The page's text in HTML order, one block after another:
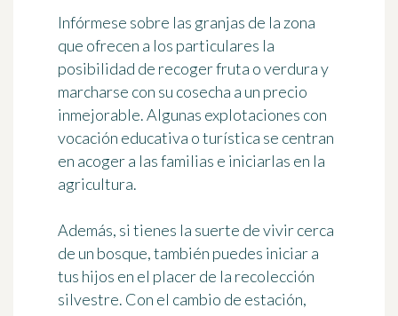
Infórmese sobre las granjas de la zona
que ofrecen a los particulares la
posibilidad de recoger fruta o verdura y
marcharse con su cosecha a un precio
inmejorable. Algunas explotaciones con
vocación educativa o turística se centran
en acoger a las familias e iniciarlas en la
agricultura.
Además, si tienes la suerte de vivir cerca
de un bosque, también puedes iniciar a
tus hijos en el placer de la recolección
silvestre. Con el cambio de estación,